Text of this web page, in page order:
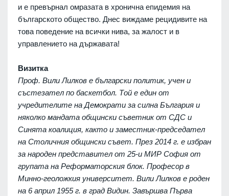
и е превърнал омразата в хронична епидемия на
българското общество. Днес виждаме рецидивите на
това поведение на всички нива, за жалост и в
управлението на държавата!
Визитка
Проф. Вили Лилков е български политик, учен и
състезател по баскетбол. Той е един от
учредителите на Демократи за силна България и
няколко мандата общински съветник от СДС и
Синята коалиция, както и заместник-председател
на Столичния общински съвет. През 2014 г. е избран
за народен представител от 25-и МИР София от
групата на Реформаторския блок. Професор в
Минно-геоложкия университет. Вили Лилков е роден
на 6 април 1955 г. в град Видин. Завършва Първа